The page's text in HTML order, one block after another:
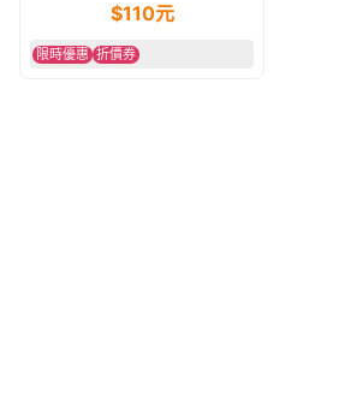
$110元
限時優惠 折價券